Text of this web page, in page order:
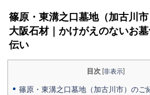
篠原・東溝之口墓地（加古川
大阪石材｜かけがえのないお
伝い
目次 非表示
篠原・東溝之口墓地（加古川市）のご